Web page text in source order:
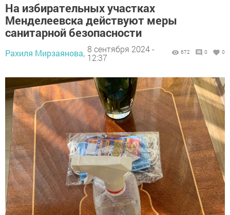
На избирательных участках
Менделеевска действуют меры
санитарной безопасности
Рахиля Мирзаянова, 8 сентября 2024 -
12:37
672 0 0